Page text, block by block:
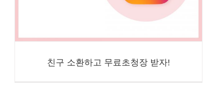
친구 소환하고 무료초청장 받자!